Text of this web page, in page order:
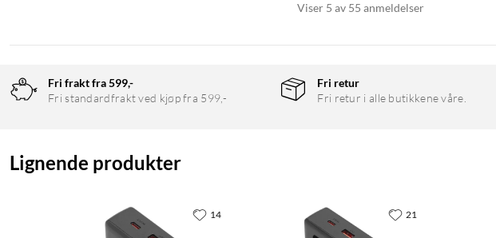
Viser 5 av 55 anmeldelser
Fri frakt fra 599,-
Fri standardfrakt ved kjøp fra 599,-
Fri retur
Fri retur i alle butikkene våre.
Lignende produkter
14 21